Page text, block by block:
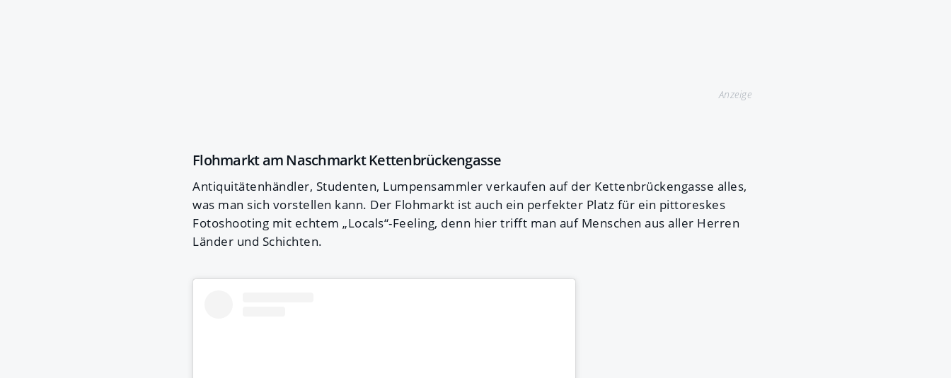
Anzeige
Flohmarkt am Naschmarkt Kettenbrückengasse
Antiquitätenhändler, Studenten, Lumpensammler verkaufen auf der Kettenbrückengasse alles,
was man sich vorstellen kann. Der Flohmarkt ist auch ein perfekter Platz für ein pittoreskes
Fotoshooting mit echtem „Locals“-Feeling, denn hier trifft man auf Menschen aus aller Herren
Länder und Schichten.